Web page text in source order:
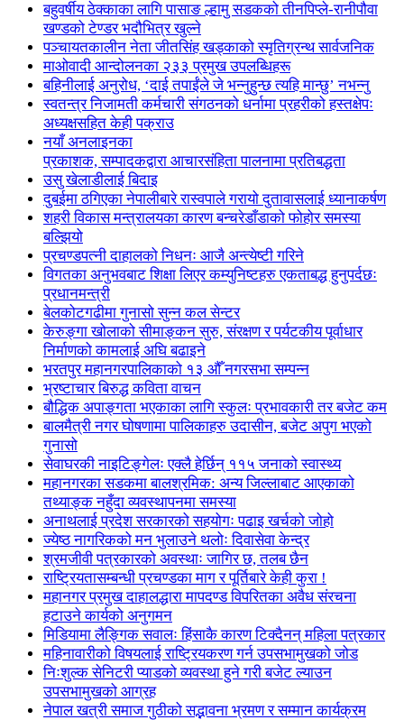
बहुवर्षीय ठेक्काका लागि पासाङ ल्हामु सडकको तीनपिप्ले-रानीपौवा
खण्डको टेण्डर भदौभित्र खुल्ने
पञ्चायतकालीन नेता जीतसिंह खड्काको स्मृतिग्रन्थ सार्वजनिक
माओवादी आन्दोलनका २३३ प्रमुख उपलब्धिहरू
बहिनीलाई अनुरोध, ‘दाई तपाईंले जे भन्नुहुन्छ त्यहि मान्छु’ नभन्नु
स्वतन्त्र निजामती कर्मचारी संगठनको धर्नामा प्रहरीको हस्तक्षेपः
अध्यक्षसहित केही पक्राउ
नयाँ अनलाइनका
प्रकाशक, सम्पादकद्वारा आचारसंहिता पालनामा प्रतिबद्धता
उसु खेलाडीलाई बिदाइ
दुबईमा ठगिएका नेपालीबारे रास्वपाले गरायो दुतावासलाई ध्यानाकर्षण
शहरी विकास मन्त्रालयका कारण बन्चरेडाँडाको फोहोर समस्या
बल्झियो
प्रचण्डपत्नी दाहालको निधनः आजै अन्त्येष्टी गरिने
विगतका अनुभवबाट शिक्षा लिएर कम्युनिष्टहरु एकताबद्ध हुनुपर्दछः
प्रधानमन्त्री
बेलकोटगढीमा गुनासो सुन्न कल सेन्टर
केरुङ्गा खोलाको सीमाङ्कन सुरु, संरक्षण र पर्यटकीय पूर्वाधार
निर्माणको कामलाई अघि बढाइने
भरतपुर महानगरपालिकाको १३ औँ नगरसभा सम्पन्न
भ्रष्टाचार बिरुद्ध कविता वाचन
बौद्धिक अपाङ्गता भएकाका लागि स्कुलः प्रभावकारी तर बजेट कम
बालमैत्री नगर घोषणामा पालिकाहरु उदासीन, बजेट अपुग भएको
गुनासो
सेवाघरकी नाइटिङ्गेलः एक्लै हेर्छिन् ११५ जनाको स्वास्थ्य
महानगरका सडकमा बालश्रमिक: अन्य जिल्लाबाट आएकाको
तथ्याङ्क नहुँदा व्यवस्थापनमा समस्या
अनाथलाई प्रदेश सरकारको सहयोगः पढाइ खर्चको जोहो
ज्येष्ठ नागरिकको मन भुलाउने थलोः दिवासेवा केन्द्र
श्रमजीवी पत्रकारको अवस्थाः जागिर छ, तलब छैन
राष्ट्रियतासम्बन्धी प्रचण्डका माग र पूर्तिबारे केही कुरा !
महानगर प्रमुख दाहालद्धारा मापदण्ड विपरितका अवैध संरचना
हटाउने कार्यको अनुगमन
मिडियामा लैङ्गिक सवालः हिंसाकै कारण टिक्दैनन् महिला पत्रकार
महिनावारीको विषयलाई राष्ट्रियकरण गर्न उपसभामुखको जोड
निःशुल्क सेनिटरी प्याडको व्यवस्था हुने गरी बजेट ल्याउन
उपसभामुखको आग्रह
नेपाल खत्री समाज गुठीको सद्भावना भ्रमण र सम्मान कार्यक्रम